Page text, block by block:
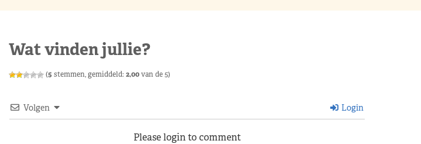
Wat vinden jullie?
(5 stemmen, gemiddeld: 2,00van de 5)
Volgen Login
Please login to comment